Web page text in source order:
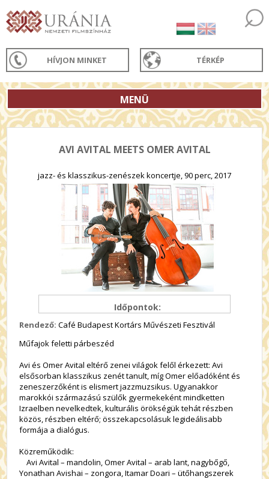
HÍVJON MINKET TÉRKÉP
MENÜ
AVI AVITAL MEETS OMER AVITAL
jazz- és klasszikus-zenészek koncertje, 90 perc, 2017
Időpontok:
Rendező: Café Budapest Kortárs Művészeti Fesztivál
Műfajok feletti párbeszéd
Avi és Omer Avital eltérő zenei világok felől érkezett: Avi
elsősorban klasszikus zenét tanult, míg Omer előadóként és
zeneszerzőként is elismert jazzmuzsikus. Ugyanakkor
marokkói származású szülők gyermekeként mindketten
Izraelben nevelkedtek, kulturális örökségük tehát részben
közös, részben eltérő; összekapcsolásuk legideálisabb
formája a dialógus.
Közreműködik:
Avi Avital – mandolin, Omer Avital – arab lant, nagybőgő,
Yonathan Avishai – zongora, Itamar Doari – ütőhangszerek